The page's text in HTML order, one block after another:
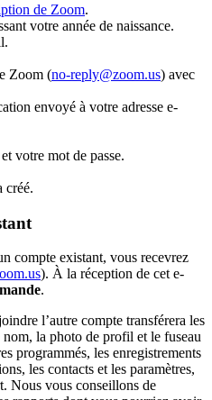
de Zoom.
votre année de naissance.
Zoom (no-reply@zoom.us) avec
envoyé à votre adresse e-
votre mot de passe.
créé.
compte existant, vous recevrez
). À la réception de cet e-
.
l’autre compte transférera les
la photo de profil et le fuseau
programmés, les enregistrements
les contacts et les paramètres,
Nous vous conseillons de